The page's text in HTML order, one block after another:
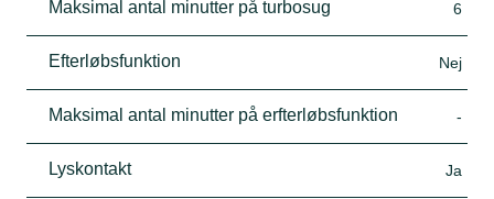
Maksimal antal minutter på turbosug 6
Efterløbsfunktion Nej
Maksimal antal minutter på erfterløbsfunktion -
Lyskontakt Ja